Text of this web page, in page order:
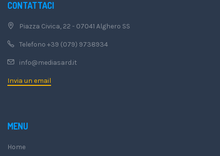
CONTATTACI
Piazza Civica, 22 - 07041 Alghero SS
Telefono +39 (079) 9738934
info@mediasard.it
Invia un email
MENU
Home